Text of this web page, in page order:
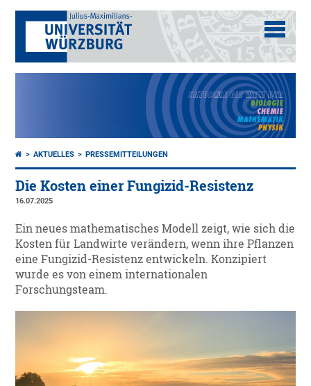
AKTUELLES PRESSEMITTEILUNGEN
Die Kosten einer Fungizid-Resistenz
16.07.2025
Ein neues mathematisches Modell zeigt, wie sich die
Kosten für Landwirte verändern, wenn ihre Pflanzen
eine Fungizid-Resistenz entwickeln. Konzipiert
wurde es von einem internationalen
Forschungsteam.